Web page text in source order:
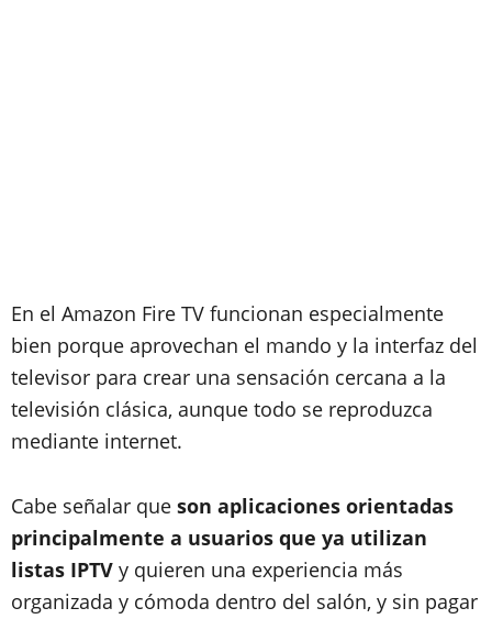
En el Amazon Fire TV funcionan especialmente
bien porque aprovechan el mando y la interfaz del
televisor para crear una sensación cercana a la
televisión clásica, aunque todo se reproduzca
mediante internet.
Cabe señalar que son aplicaciones orientadas
principalmente a usuarios que ya utilizan
listas IPTV y quieren una experiencia más
organizada y cómoda dentro del salón, y sin pagar